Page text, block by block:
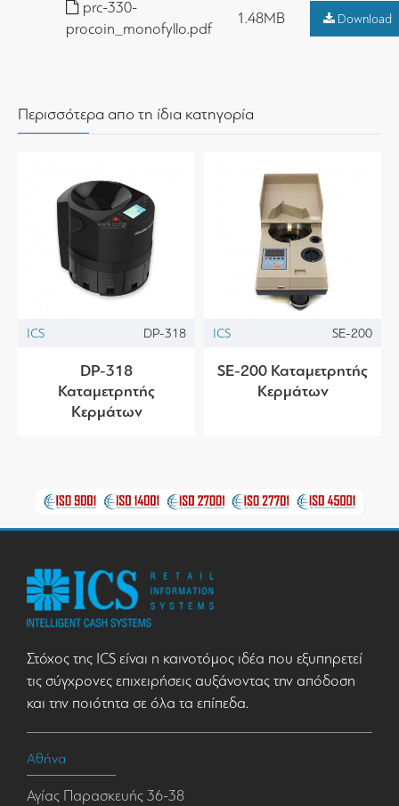
prc-330-
procoin_monofyllo.pdf
1.48MB Download
Περισσότερα απο τη ίδια κατηγορία
ICS DP-318
DP-318
Καταμετρητής
Κερμάτων
ICS SE-200
SE-200 Καταμετρητής
Κερμάτων
Στόχος της ICS είναι η καινοτόμος ιδέα που εξυπηρετεί
τις σύγχρονες επιχειρήσεις αυξάνοντας την απόδοση
και την ποιότητα σε όλα τα επίπεδα.
Αθήνα
Αγίας Παρασκευής 36-38